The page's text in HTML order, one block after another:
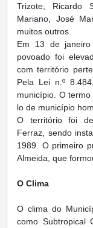
Trizote, Ricardo
Mariano, José
muitos outros.
Em 13 de
povoado foi
com território
Pela Lei n.º
município. O termo
lo de município
O território foi
Ferraz, sendo
1989. O primeiro
Almeida, que
O Clima
O clima do
como Subtropical